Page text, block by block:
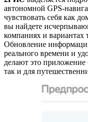
автономной GPS-
чувствовать себя как
вы найдете
компаниях и вариантах
Обновление
реального времени и
делают это
так и для